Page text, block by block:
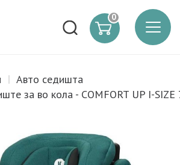
0
Авто седишта
за во кола - COMFORT UP I-